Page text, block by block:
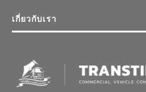
เกี่ยวกับเรา